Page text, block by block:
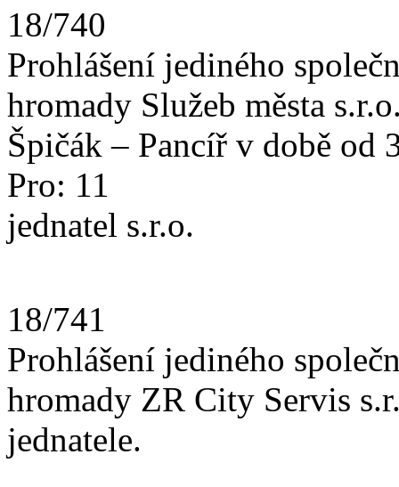
18/740
Prohlášení jediného
hromady Služeb města
Špičák – Pancíř v době od
Pro:
jednatel s.r.o.
18/741
Prohlášení jediného
hromady ZR City Servis
jednatele.